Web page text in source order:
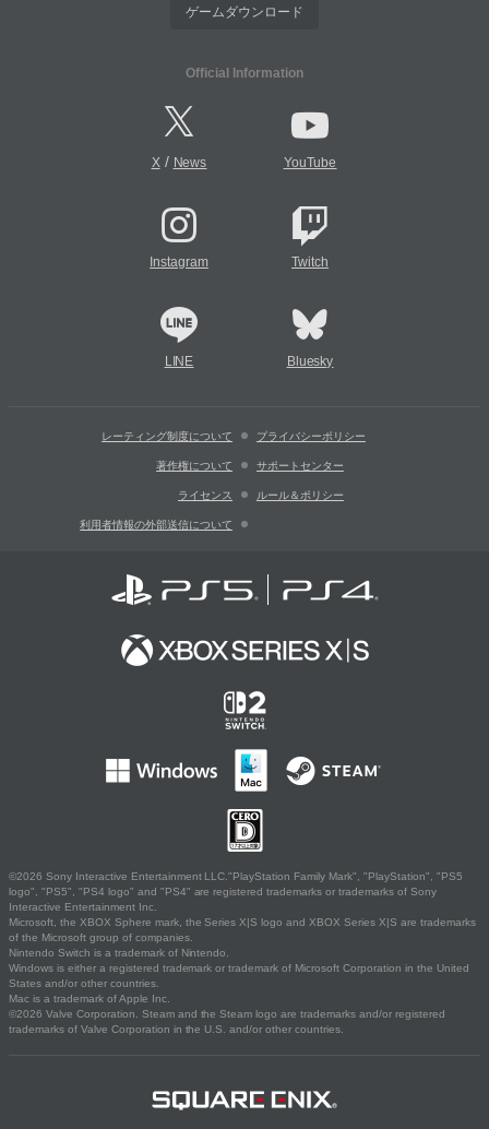
ゲームダウンロード
Official Information
X/ News YouTube
Instagram Twitch
LINE Bluesky
レーティング制度について プライバシーポリシー
著作権について サポートセンター
ライセンス ルール＆ポリシー
利用者情報の外部送信について
©2026 Sony Interactive Entertainment LLC."PlayStation Family Mark", "PlayStation", "PS5
logo", "PS5", "PS4 logo" and "PS4" are registered trademarks or trademarks of Sony
Interactive Entertainment Inc.
Microsoft, the XBOX Sphere mark, the Series X|S logo and XBOX Series X|S are trademarks
of the Microsoft group of companies.
Nintendo Switch is a trademark of Nintendo.
Windows is either a registered trademark or trademark of Microsoft Corporation in the United
States and/or other countries.
Mac is a trademark of Apple Inc.
©2026 Valve Corporation. Steam and the Steam logo are trademarks and/or registered
trademarks of Valve Corporation in the U.S. and/or other countries.